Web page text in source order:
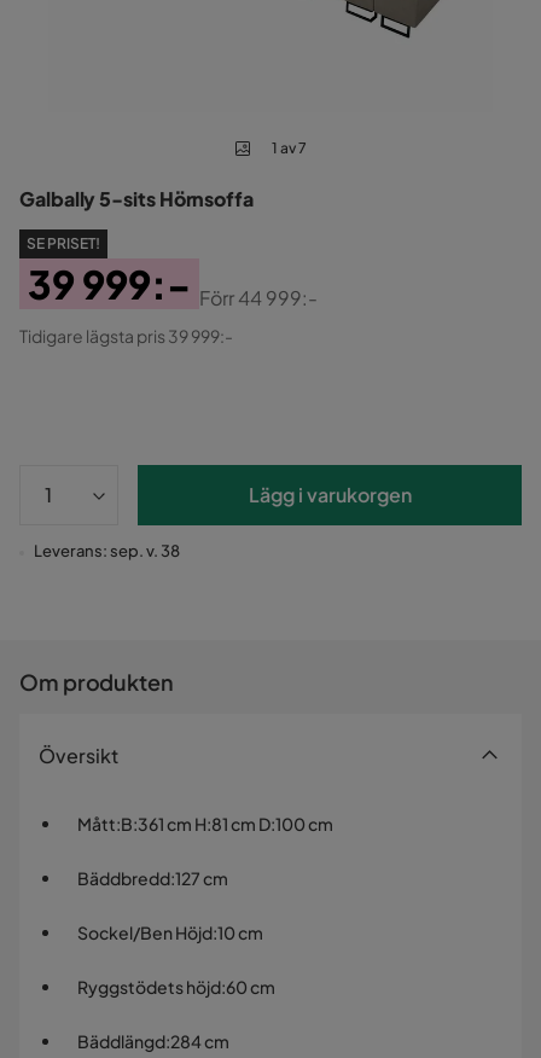
1 av 7
Galbally 5-sits Hörnsoffa
SE PRISET!
Pris
39 999:-
Original
Förr44 999:-
Tidigare lägsta pris 39 999:-
Lägg i varukorgen
Leverans: sep. v. 38
Om produkten
Översikt
Mått:B:361 cm H:81 cm D:100 cm
Bäddbredd:127 cm
Sockel/Ben Höjd:10 cm
Ryggstödets höjd:60 cm
Bäddlängd:284 cm